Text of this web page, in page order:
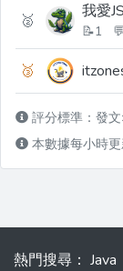
🥈 我愛JS
📝1
🥉
評分標準：發
本數據每小時
熱門搜尋 ： Java